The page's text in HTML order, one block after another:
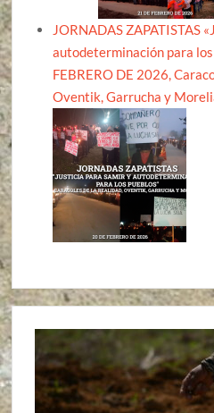
JORNADAS ZAPATISTAS
autodeterminación para los
FEBRERO DE 2026,
Oventik, Garrucha y